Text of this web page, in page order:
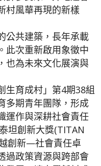
村風華再現的新樣
公共建築，長年承載
此次重新啟用象徵中
也為未來文化展演與
生育成村」第4期38組
多期青年團隊，形成
運作與深耕社會責任
坦創新大獎(TITAN
創新—社會責任卓
過政策資源與跨部會